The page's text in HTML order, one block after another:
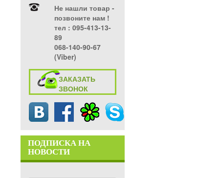
Не нашли товар -
позвоните нам !
тел ‎: 095-413-13-
89
068-140-90-67
(Viber)
ЗАКАЗАТЬ
ЗВОНОК
ПОДПИСКА НА
НОВОСТИ